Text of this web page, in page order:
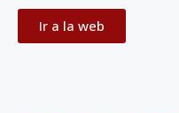
Ir a la web